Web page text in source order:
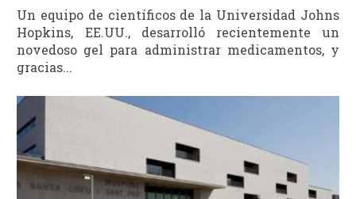
Un equipo de científicos de la Universidad Johns
Hopkins, EE.UU., desarrolló recientemente un
novedoso gel para administrar medicamentos, y
gracias...